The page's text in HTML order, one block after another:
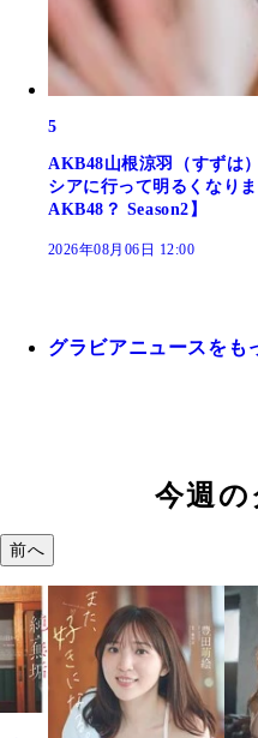
5
AKB48山根涼羽（すずは
シアに行って明るくなり
AKB48？ Season2】
2026年08月06日 12:00
グラビアニュースをも
今週の
前へ